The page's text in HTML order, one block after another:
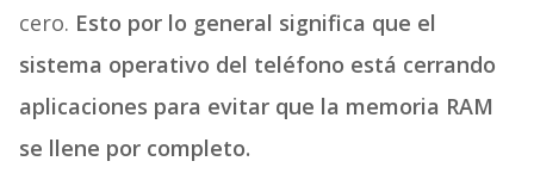
cero. Esto por lo general significa que el
sistema operativo del teléfono está cerrando
aplicaciones para evitar que la memoria RAM
se llene por completo.